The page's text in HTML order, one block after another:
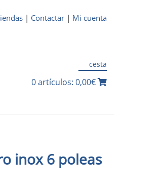
| Contactar | Mi cuenta
cesta
0 artículos: 0,00€
inox 6 poleas